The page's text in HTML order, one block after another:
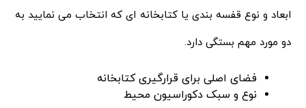
ابعاد و نوع قفسه بندی یا کتابخانه ای که انتخاب می نمایید به
دو مورد مهم بستگی دارد.
فضای اصلی برای قرارگیری کتابخانه
نوع و سبک دکوراسیون محیط